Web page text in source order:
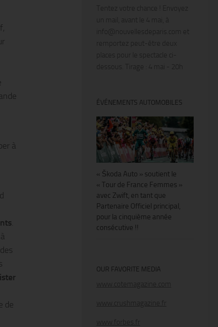
à
de
Tentez votre chance ! Envoyez
un mail, avant le 4 mai, à
info@nouvellesdeparis.com et
remportez peut-être deux
places pour le spectacle ci-
dessous. Tirage : 4 mai - 20h
ÉVÉNEMENTS AUTOMOBILES
« Škoda Auto » soutient le
« Tour de France Femmes »
avec Zwift, en tant que
Partenaire Officiel principal,
pour la cinquième année
consécutive !!
OUR FAVORITE MEDIA
www.cotemagazine.com
www.crushmagazine.fr
www.forbes.fr